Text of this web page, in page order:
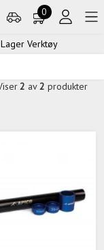
0
Verktøy
2 av 2 produkter